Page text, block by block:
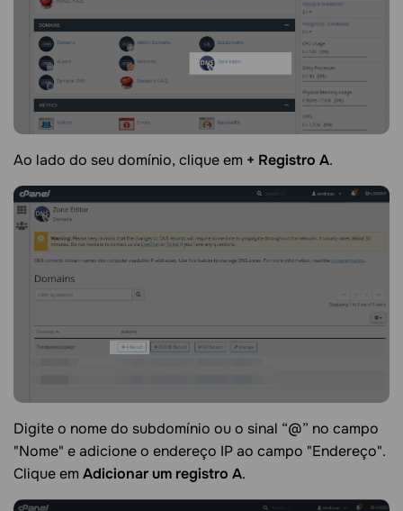
Ao lado do seu domínio, clique em + Registro A.
Digite o nome do subdomínio ou o sinal “@” no campo
"Nome" e adicione o endereço IP ao campo "Endereço".
Clique em Adicionar um registro A.